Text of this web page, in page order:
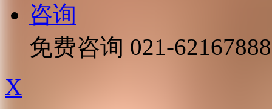
咨询
免费咨询 021-62167888
X